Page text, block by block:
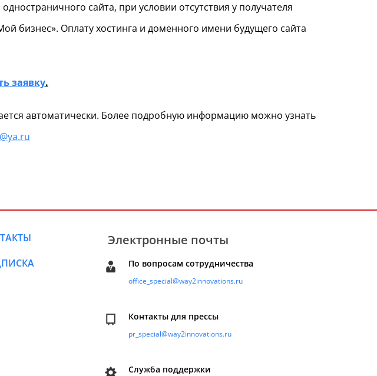
сайта, при условии отсутствия у получателя
бизнес». Оплату хостинга и доменного имени будущего сайта
заявку.
автоматически. Более подробную информацию можно узнать
Электронные почты
По вопросам сотрудничества
office_special@way2innovations.ru
Контакты для прессы
pr_special@way2innovations.ru
Служба поддержки